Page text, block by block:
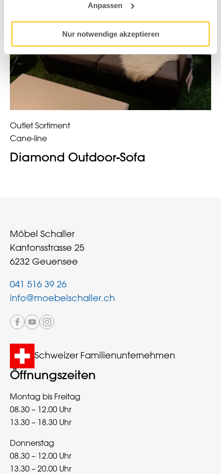
Anpassen
Nur notwendige akzeptieren
Outlet Sortiment
Cane-line
Diamond Outdoor-Sofa
Möbel Schaller
Kantonsstrasse 25
6232 Geuensee
041 516 39 26
info@moebelschaller.ch
Schweizer Familienunternehmen
Öffnungszeiten
Montag bis Freitag
08.30 – 12.00 Uhr
13.30 – 18.30 Uhr
Donnerstag
08.30 – 12.00 Uhr
13.30 – 20.00 Uhr